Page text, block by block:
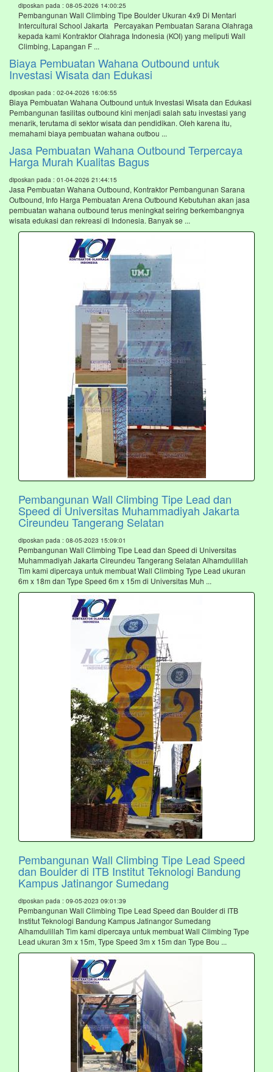
diposkan pada : 08-05-2026 14:00:25
Pembangunan Wall Climbing Tipe Boulder Ukuran 4x9 Di Mentari
Intercultural School Jakarta Percayakan Pembuatan Sarana Olahraga
kepada kami Kontraktor Olahraga Indonesia (KOI) yang meliputi Wall
Climbing, Lapangan F ...
Biaya Pembuatan Wahana Outbound untuk
Investasi Wisata dan Edukasi
diposkan pada : 02-04-2026 16:06:55
Biaya Pembuatan Wahana Outbound untuk Investasi Wisata dan Edukasi
Pembangunan fasilitas outbound kini menjadi salah satu investasi yang
menarik, terutama di sektor wisata dan pendidikan. Oleh karena itu,
memahami biaya pembuatan wahana outbou ...
Jasa Pembuatan Wahana Outbound Terpercaya
Harga Murah Kualitas Bagus
diposkan pada : 01-04-2026 21:44:15
Jasa Pembuatan Wahana Outbound, Kontraktor Pembangunan Sarana
Outbound, Info Harga Pembuatan Arena Outbound Kebutuhan akan jasa
pembuatan wahana outbound terus meningkat seiring berkembangnya
wisata edukasi dan rekreasi di Indonesia. Banyak se ...
Pembangunan Wall Climbing Tipe Lead dan
Speed di Universitas Muhammadiyah Jakarta
Cireundeu Tangerang Selatan
diposkan pada : 08-05-2023 15:09:01
Pembangunan Wall Climbing Tipe Lead dan Speed di Universitas
Muhammadiyah Jakarta Cireundeu Tangerang Selatan Alhamdulillah
Tim kami dipercaya untuk membuat Wall Climbing Type Lead ukuran
6m x 18m dan Type Speed 6m x 15m di Universitas Muh ...
Pembangunan Wall Climbing Tipe Lead Speed
dan Boulder di ITB Institut Teknologi Bandung
Kampus Jatinangor Sumedang
diposkan pada : 09-05-2023 09:01:39
Pembangunan Wall Climbing Tipe Lead Speed dan Boulder di ITB
Institut Teknologi Bandung Kampus Jatinangor Sumedang
Alhamdulillah Tim kami dipercaya untuk membuat Wall Climbing Type
Lead ukuran 3m x 15m, Type Speed 3m x 15m dan Type Bou ...